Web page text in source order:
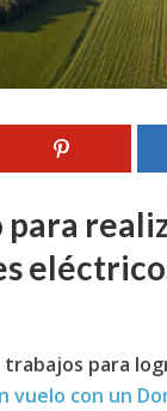
para
vuelo con un